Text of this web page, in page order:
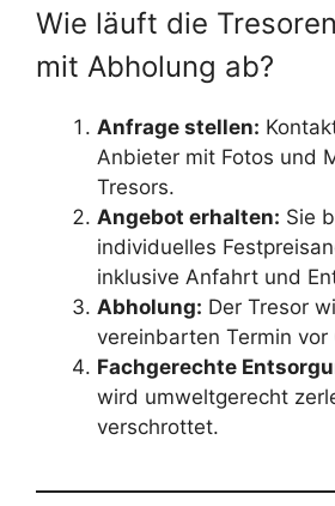
Wie läuft die
mit Abholung ab?
Anfrage stellen:
Anbieter mit Fotos und
Tresors.
Angebot erhalten: Sie
individuelles
inklusive Anfahrt und
Abholung: Der Tresor
vereinbarten Termin
Fachgerechte
wird umweltgerecht
verschrottet.